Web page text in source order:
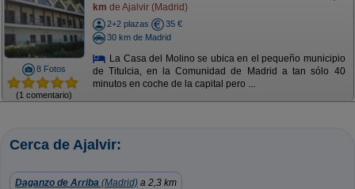
8 Fotos
(1 comentario)
km de Ajalvir (Madrid)
2+2 plazas
35 €
30 km de Madrid
La Casa del Molino se ubica en el pequeño municipio
de Titulcia, en la Comunidad de Madrid a tan sólo 40
minutos en coche de la capital pero ...
Cerca de Ajalvir:
Daganzo de Arriba (Madrid) a 2,3 km